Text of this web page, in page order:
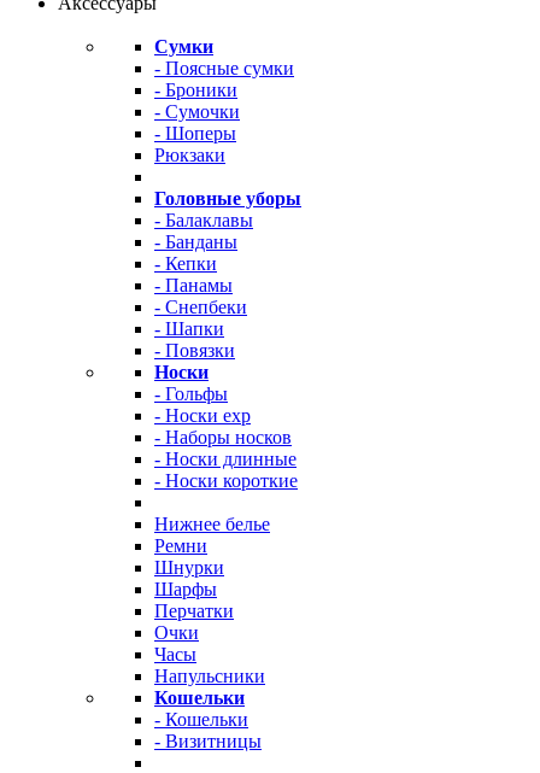
Сумки
- Поясные сумки
- Броники
- Сумочки
- Шоперы
Рюкзаки
Головные уборы
- Балаклавы
- Банданы
- Кепки
- Панамы
- Снепбеки
- Шапки
- Повязки
Носки
- Гольфы
- Носки exp
- Наборы носков
- Носки длинные
- Носки короткие
Нижнее белье
Ремни
Шнурки
Шарфы
Перчатки
Очки
Часы
Напульсники
Кошельки
- Кошельки
- Визитницы